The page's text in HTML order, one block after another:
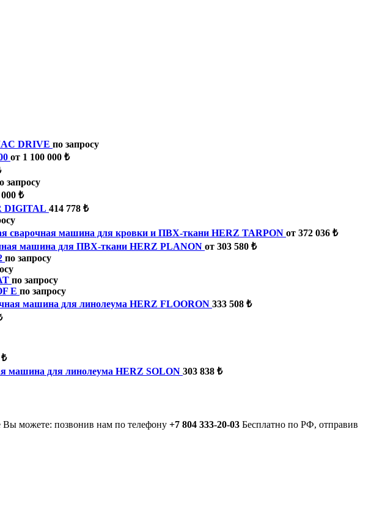
DRIVE по запросу
от 1 100 000 ₺
запросу
₺
DIGITAL 414 778 ₺
сварочная машина для кровки и ПВХ-ткани HERZ TARPON от 372 036 ₺
машина для ПВХ-ткани HERZ PLANON от 303 580 ₺
по запросу
по запросу
E по запросу
машина для линолеума HERZ FLOORON 333 508 ₺
₺
машина для линолеума HERZ SOLON 303 838 ₺
Вы можете: позвонив нам по телефону +7 804 333-20-03 Бесплатно по РФ, отправив